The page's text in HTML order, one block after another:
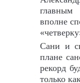
главным
вполне
Сани и
плане
рекорд
только